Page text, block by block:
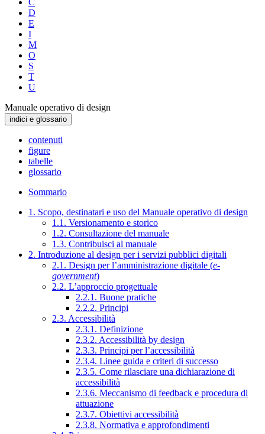
C
D
E
I
M
O
S
T
U
Manuale operativo di design
indici e glossario
contenuti
figure
tabelle
glossario
Sommario
1. Scopo, destinatari e uso del Manuale operativo di design
1.1. Versionamento e storico
1.2. Consultazione del manuale
1.3. Contribuisci al manuale
2. Introduzione al design per i servizi pubblici digitali
2.1. Design per l’amministrazione digitale (e-
government)
2.2. L’approccio progettuale
2.2.1. Buone pratiche
2.2.2. Principi
2.3. Accessibilità
2.3.1. Definizione
2.3.2. Accessibilità by design
2.3.3. Principi per l’accessibilità
2.3.4. Linee guida e criteri di successo
2.3.5. Come rilasciare una dichiarazione di
accessibilità
2.3.6. Meccanismo di feedback e procedura di
attuazione
2.3.7. Obiettivi accessibilità
2.3.8. Normativa e approfondimenti